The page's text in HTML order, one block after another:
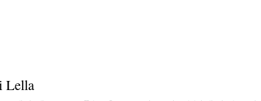
Lella